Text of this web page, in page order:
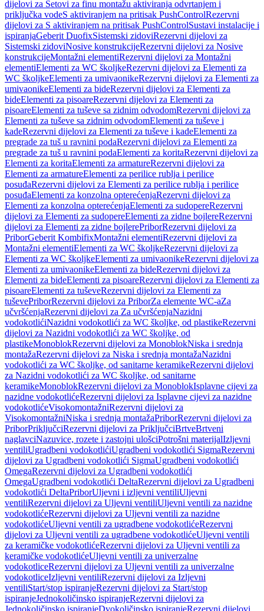
dijelovi za Setovi za finu montažu aktiviranja odvrtanjem i
priključka vodeS aktiviranjem na pritisak PushControlRezervni
dijelovi za S aktiviranjem na pritisak PushControlSustavi instalacije i
ispiranjaGeberit DuofixSistemski zidoviRezervni dijelovi za
Sistemski zidoviNosive konstrukcijeRezervni dijelovi za Nosive
konstrukcijeMontažni elementiRezervni dijelovi za Montažni
elementiElementi za WC školjkeRezervni dijelovi za Elementi za
WC školjkeElementi za umivaonikeRezervni dijelovi za Elementi za
umivaonikeElementi za bideRezervni dijelovi za Elementi za
bideElementi za pisoareRezervni dijelovi za Elementi za
pisoareElementi za tuševe sa zidnim odvodomRezervni dijelovi za
Elementi za tuševe sa zidnim odvodomElementi za tuševe i
kadeRezervni dijelovi za Elementi za tuševe i kadeElementi za
pregrade za tuš u ravnini podaRezervni dijelovi za Elementi za
pregrade za tuš u ravnini podaElementi za koritaRezervni dijelovi za
Elementi za koritaElementi za armatureRezervni dijelovi za
Elementi za armatureElementi za perilice rublja i perilice
posuđaRezervni dijelovi za Elementi za perilice rublja i perilice
posuđaElementi za konzolna opterećenjaRezervni dijelovi za
Elementi za konzolna opterećenjaElementi za sudopereRezervni
dijelovi za Elementi za sudopereElementi za zidne bojlereRezervni
dijelovi za Elementi za zidne bojlerePriborRezervni dijelovi za
PriborGeberit KombifixMontažni elementiRezervni dijelovi za
Montažni elementiElementi za WC školjkeRezervni dijelovi za
Elementi za WC školjkeElementi za umivaonikeRezervni dijelovi za
Elementi za umivaonikeElementi za bideRezervni dijelovi za
Elementi za bideElementi za pisoareRezervni dijelovi za Elementi za
pisoareElementi za tuševeRezervni dijelovi za Elementi za
tuševePriborRezervni dijelovi za PriborZa elemente WC-aZa
učvršćenjaRezervni dijelovi za Za učvršćenjaNazidni
vodokotlićiNazidni vodokotlići za WC školjke, od plastikeRezervni
dijelovi za Nazidni vodokotlići za WC školjke, od
plastikeMonoblokRezervni dijelovi za MonoblokNiska i srednja
montažaRezervni dijelovi za Niska i srednja montažaNazidni
vodokotlići za WC školjke, od sanitarne keramikeRezervni dijelovi
za Nazidni vodokotlići za WC školjke, od sanitarne
keramikeMonoblokRezervni dijelovi za MonoblokIsplavne cijevi za
nazidne vodokotlićeRezervni dijelovi za Isplavne cijevi za nazidne
vodokotlićeVisokomontažniRezervni dijelovi za
VisokomontažniNiska i srednja montažaPriborRezervni dijelovi za
PriborPriključciRezervni dijelovi za PriključciBrtveBrtveni
naglavciNazuvice, rozete i zastojni ulošciPotrošni materijalIzljevni
ventiliUgradbeni vodokotlićiUgradbeni vodokotlići SigmaRezervni
dijelovi za Ugradbeni vodokotlići SigmaUgradbeni vodokotlići
OmegaRezervni dijelovi za Ugradbeni vodokotlići
OmegaUgradbeni vodokotlići DeltaRezervni dijelovi za Ugradbeni
vodokotlići DeltaPriborUljevni i izljevni ventiliUljevni
ventiliRezervni dijelovi za Uljevni ventiliUljevni ventili za nazidne
vodokotlićeRezervni dijelovi za Uljevni ventili za nazidne
vodokotlićeUljevni ventili za ugradbene vodokotlićeRezervni
dijelovi za Uljevni ventili za ugradbene vodokotlićeUljevni ventili
za keramičke vodokotlićeRezervni dijelovi za Uljevni ventili za
keramičke vodokotlićeUljevni ventili za univerzalne
vodokotliceRezervni dijelovi za Uljevni ventili za univerzalne
vodokotliceIzljevni ventiliRezervni dijelovi za Izljevni
ventiliStart/stop ispiranjeRezervni dijelovi za Start/stop
ispiranjeJednokoličinsko ispiranjeRezervni dijelovi za
Jednokoličinsko ispiranjeDvokoličinsko ispiranjeRezervni dijelovi